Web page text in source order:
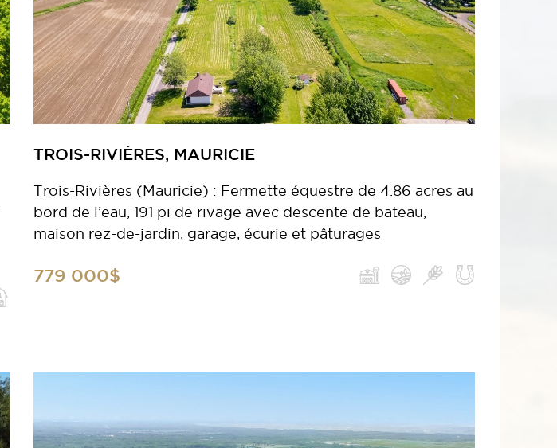
TROIS-RIVIÈRES, MAURICIE
Trois-Rivières (Mauricie) : Fermette équestre de 4.86 acres au
bord de l’eau, 191 pi de rivage avec descente de bateau,
maison rez-de-jardin, garage, écurie et pâturages
779 000$